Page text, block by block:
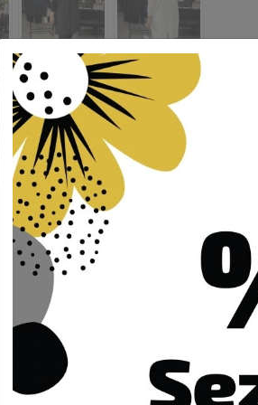
Ürün Açıklaması